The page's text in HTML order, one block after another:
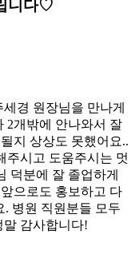
니다♡
경 원장님을 만나게
2개밖에 안나와서 잘
지 상상도 못했어요..
주시고 도움주시는 멋
덕분에 잘 졸업하게
으로도 홍보하고 다
병원 직원분들 모두
말 감사합니다!